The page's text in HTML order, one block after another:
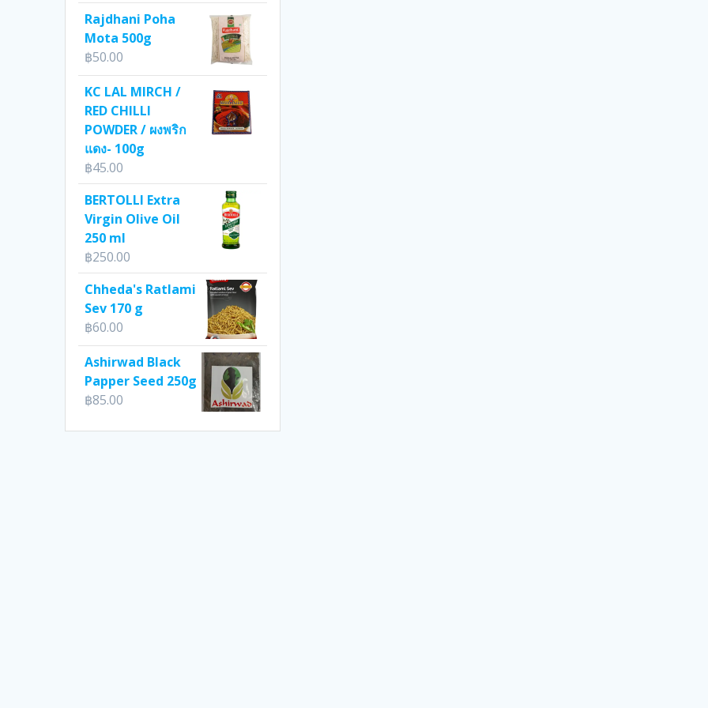
Rajdhani Poha
Mota 500g
฿50.00
KC LAL MIRCH /
RED CHILLI
POWDER / ผงพริก
แดง- 100g
฿45.00
BERTOLLI Extra
Virgin Olive Oil
250 ml
฿250.00
Chheda's Ratlami
Sev 170 g
฿60.00
Ashirwad Black
Papper Seed 250g
฿85.00